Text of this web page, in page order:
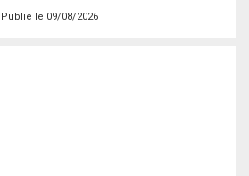
Publié le 09/08/2026